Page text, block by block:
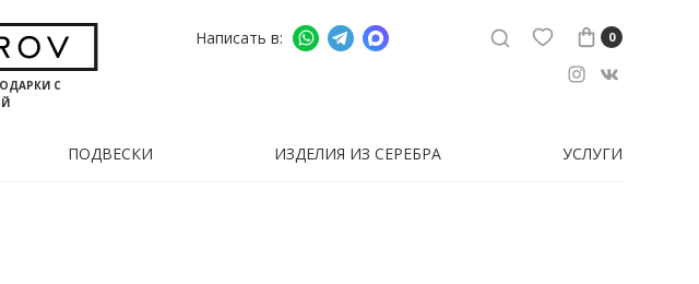
С
Написать в: 0
ПОДВЕСКИ ИЗДЕЛИЯ ИЗ СЕРЕБРА УСЛУГИ